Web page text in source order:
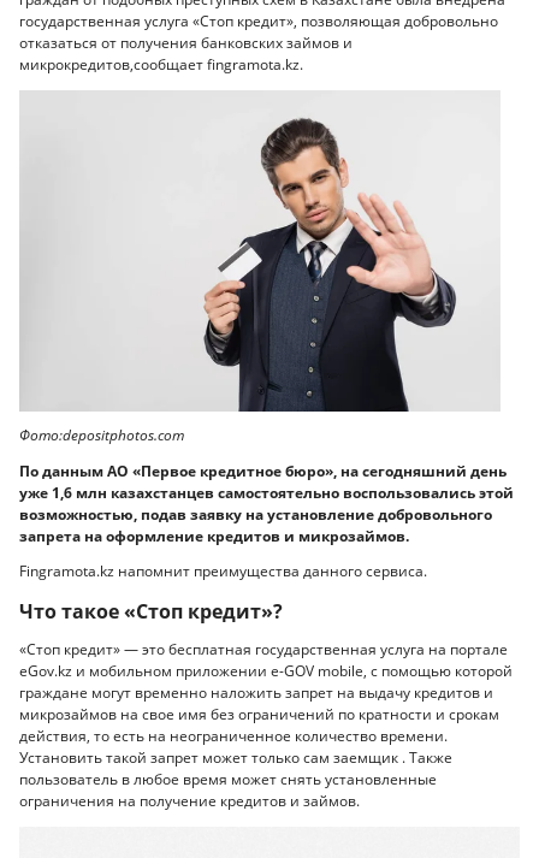
государственная услуга «Стоп кредит», позволяющая добровольно
отказаться от получения банковских займов и
микрокредитов,сообщает fingramota.kz.
Фото:depositphotos.com
По данным АО «Первое кредитное бюро», на сегодняшний день
уже 1,6 млн казахстанцев самостоятельно воспользовались этой
возможностью, подав заявку на установление добровольного
запрета на оформление кредитов и микрозаймов.
Fingramota.kz напомнит преимущества данного сервиса.
Что такое «Стоп кредит»?
«Стоп кредит» — это бесплатная государственная услуга на портале
eGov.kz и мобильном приложении е-GOV mobile, с помощью которой
граждане могут временно наложить запрет на выдачу кредитов и
микрозаймов на свое имя без ограничений по кратности и срокам
действия, то есть на неограниченное количество времени.
Установить такой запрет может только сам заемщик . Также
пользователь в любое время может снять установленные
ограничения на получение кредитов и займов.